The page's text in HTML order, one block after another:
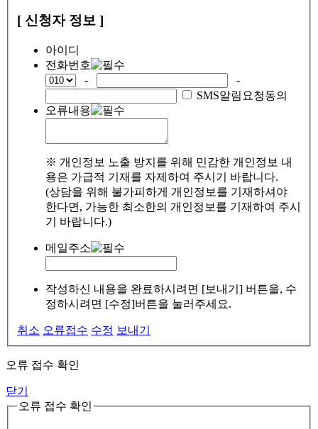
[ 신청자 정보 ]
아이디
전화번호
-
-
SMS알림요청동의
오류내용
※ 개인정보 노출 방지를 위해 민감한 개인정보 내
용은 가급적 기재를 자제하여 주시기 바랍니다.
(상담을 위해 불가피하게 개인정보를 기재하셔야
한다면, 가능한 최소한의 개인정보를 기재하여 주시
기 바랍니다.)
메일주소
작성하신 내용을 완료하시려면 [보내기] 버튼을, 수
정하시려면 [수정]버튼을 눌러주세요.
취소 오류접수 수정 보내기
오류 접수 확인
닫기
오류 접수 확인